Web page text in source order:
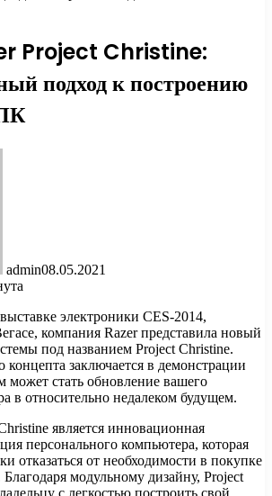
Project Christine:
подход к построению
admin08.05.2021
электроники CES-2014,
компания Razer представила новый
под названием Project Christine.
концепта заключается в демонстрации
может стать обновление вашего
в относительно недалеком будущем.
является инновационная
персонального компьютера, которая
отказаться от необходимости в покупке
модульному дизайну, Project
с легкостью построить свой